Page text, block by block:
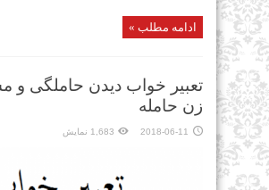
ادامه مطلب »
تعبیر خواب دیدن حاملگی و
زن حامله
2018-06-11 1,683 نمایش